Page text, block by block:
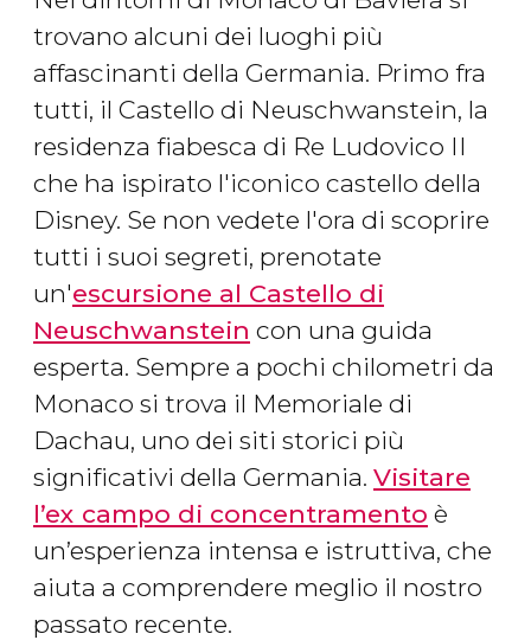
trovano alcuni dei luoghi più
affascinanti della Germania. Primo fra
tutti, il Castello di Neuschwanstein, la
residenza fiabesca di Re Ludovico II
che ha ispirato l'iconico castello della
Disney. Se non vedete l'ora di scoprire
tutti i suoi segreti, prenotate
un'escursione al Castello di
Neuschwanstein con una guida
esperta. Sempre a pochi chilometri da
Monaco si trova il Memoriale di
Dachau, uno dei siti storici più
significativi della Germania. Visitare
l’ex campo di concentramento è
un’esperienza intensa e istruttiva, che
aiuta a comprendere meglio il nostro
passato recente.